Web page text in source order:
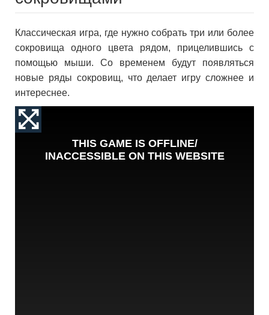
Классическая игра, где нужно собрать три или более
сокровища одного цвета рядом, прицелившись с
помощью мыши. Со временем будут появляться
новые ряды сокровищ, что делает игру сложнее и
интереснее.